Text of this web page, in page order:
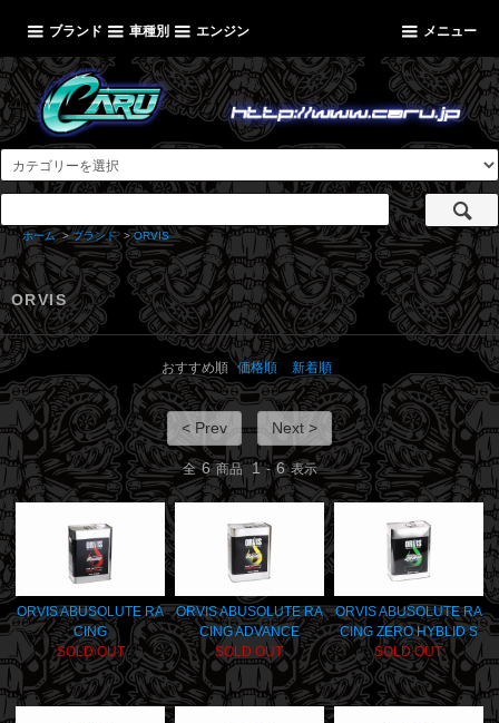
ブランド 車種別 エンジン メニュー
ホーム >ブランド >ORVIS
ORVIS
おすすめ順 価格順 新着順
< Prev Next >
全 6 商品 1 - 6 表示
ORVIS ABUSOLUTE RA
CING
SOLD OUT
ORVIS ABUSOLUTE RA
CING ADVANCE
SOLD OUT
ORVIS ABUSOLUTE RA
CING ZERO HYBLID S
SOLD OUT